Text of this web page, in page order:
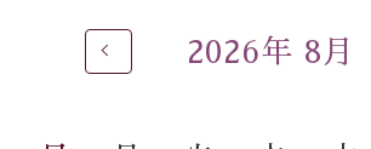
【温泉】
2026年 8月